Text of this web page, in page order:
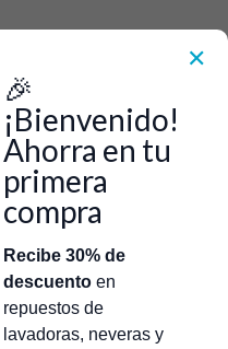
✕
🎉
¡Bienvenido!
Ahorra en tu
primera
compra
Recibe 30% de
descuentoen
repuestos de
lavadoras, neveras y
Técnicos Autorizados
Servicios de Reparación
Mabe/Centrales WS01L14081